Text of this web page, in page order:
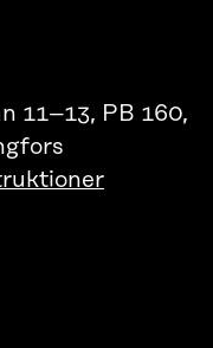
11–13, PB 160,